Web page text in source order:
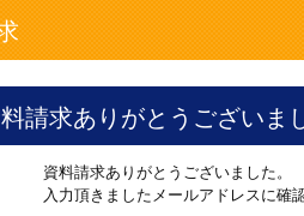
請求ありがとうございま
資料請求ありがとうございました。
入力頂きましたメールアドレスに確